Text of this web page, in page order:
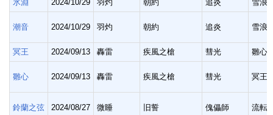
氷淵 2024/10/29 羽灼 朝約 追炎 雪浪
潮音 2024/10/29 羽灼 朝約 追炎 雪浪
冥王 2024/09/13 轟雷 疾風之槍 彗光 雛心
雛心 2024/09/13 轟雷 疾風之槍 彗光 冥王
鈴蘭之弦 2024/08/27 微睡 旧誓 傀儡師 流転